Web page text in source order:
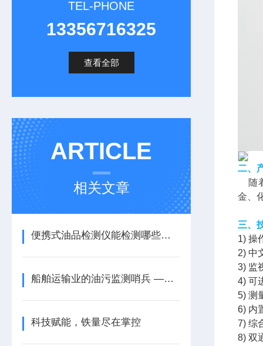
TEL-PHONE
13356716325
查看全部
ARTICLE
相关文章
便携式油品检测仪能检测哪些油品指标？
船舶运输业的油污监测哨兵 —— 红外测油仪
科技赋能，铁量尽在掌控
二、
随
金、
三、
1) 操
2) 中
3) 监
4) 可
5) 测
6) 内
7) 综
8) 双